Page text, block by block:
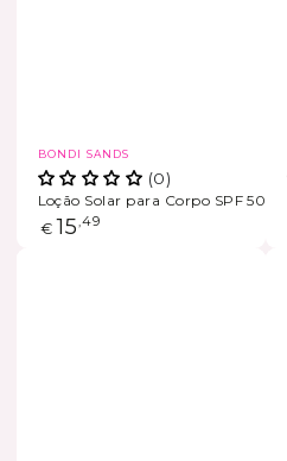
Marca
BONDI SANDS
(0)
Loção Solar para Corpo SPF 50+
Preço
€ 15,49